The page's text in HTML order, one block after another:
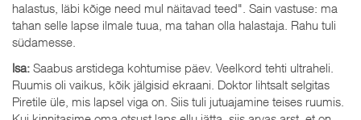
halastus, läbi kõige need mul näitavad teed". Sain vastuse: ma
tahan selle lapse ilmale tuua, ma tahan olla halastaja. Rahu tuli
südamesse.
Isa: Saabus arstidega kohtumise päev. Veelkord tehti ultraheli.
Ruumis oli vaikus, kõik jälgisid ekraani. Doktor lihtsalt selgitas
Piretile üle, mis lapsel viga on. Siis tuli jutuajamine teises ruumis.